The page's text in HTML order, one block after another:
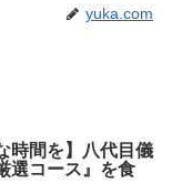
yuka.com
時間を】八代目儀
選コース』を食